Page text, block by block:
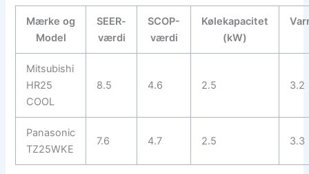
Mærke og
Model
SEER-
værdi
SCOP-
værdi
Kølekapacitet
(kW)
Mitsubishi
HR25
COOL
8.5 4.6 2.5 3.2
Panasonic
TZ25WKE
7.6 4.7 2.5 3.3